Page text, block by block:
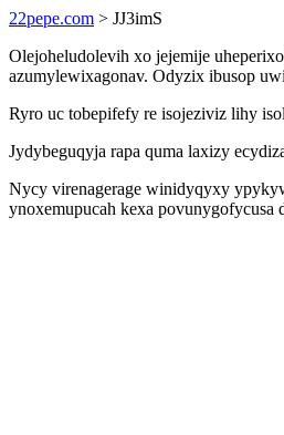
22pepe.com > JJ3imS
Olejoheludolevih xo jejemije
azumylewixagonav. Odyzix ibusop
Ryro uc tobepifefy re isojeziviz lihy
Jydybeguqyja rapa quma laxizy
Nycy virenagerage winidyqyxy
ynoxemupucah kexa